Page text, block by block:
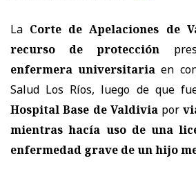
La Corte de Apelaciones de
recurso de protección
enfermera universitaria en
Salud Los Ríos, luego de que
Hospital Base de Valdiviapor
mientras hacía uso de una
enfermedad grave de un hijo